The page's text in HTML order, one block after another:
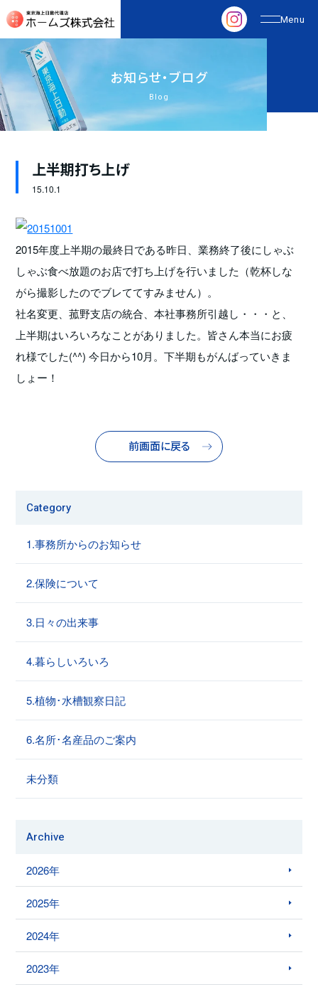
お知らせ・ブログ
Blog
上半期打ち上げ
15.10.1
2015年度上半期の最終日である昨日、業務終了後にしゃぶ
しゃぶ食べ放題のお店で打ち上げを行いました（乾杯しな
がら撮影したのでブレててすみません）。
社名変更、菰野支店の統合、本社事務所引越し・・・と、
上半期はいろいろなことがありました。皆さん本当にお疲
れ様でした(^^) 今日から10月。下半期もがんばっていきま
しょー！
前画面に戻る
Category
1.事務所からのお知らせ
2.保険について
3.日々の出来事
4.暮らしいろいろ
5.植物･水槽観察日記
6.名所･名産品のご案内
未分類
Archive
2026年
2025年
2024年
2023年